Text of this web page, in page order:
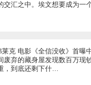
交汇之中。埃文想要成为一
莱克 电影《全信没收》首曝
废弃的藏身屋发现数百万现
，到底还剩下什…